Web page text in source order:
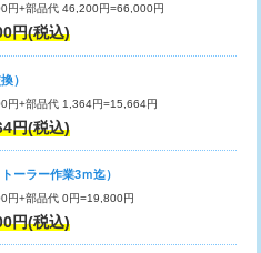
掃・修
作業）
33,000円
33,000円
円+部品代 46,200円=66,000円
円(税込)
）
円+部品代 1,364円=15,664円
円(税込)
ーラー作業3ｍ迄）
円+部品代 0円=19,800円
円(税込)